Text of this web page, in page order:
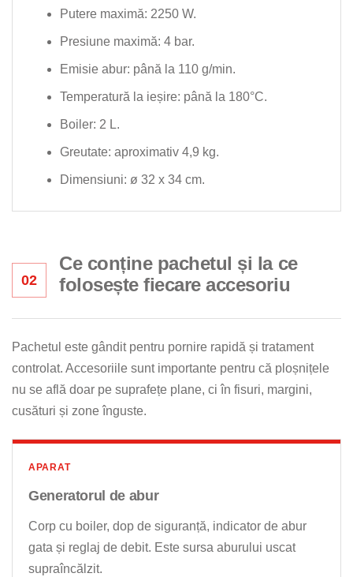
Putere maximă: 2250 W.
Presiune maximă: 4 bar.
Emisie abur: până la 110 g/min.
Temperatură la ieșire: până la 180°C.
Boiler: 2 L.
Greutate: aproximativ 4,9 kg.
Dimensiuni: ø 32 x 34 cm.
02
Ce conține pachetul și la ce
folosește fiecare accesoriu
Pachetul este gândit pentru pornire rapidă și tratament
controlat. Accesoriile sunt importante pentru că ploșnițele
nu se află doar pe suprafețe plane, ci în fisuri, margini,
cusături și zone înguste.
APARAT
Generatorul de abur
Corp cu boiler, dop de siguranță, indicator de abur
gata și reglaj de debit. Este sursa aburului uscat
supraîncălzit.